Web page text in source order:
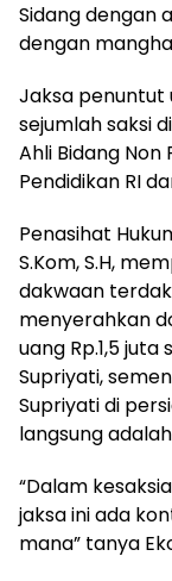
Sidang dengan
dengan
Jaksa penuntut
sejumlah saksi
Ahli Bidang
Pendidikan RI
Penasihat
S.Kom, S.H,
dakwaan
menyerahkan
uang Rp.1,5
Supriyati,
Supriyati di
langsung
“Dalam
jaksa ini ada
mana” tanya